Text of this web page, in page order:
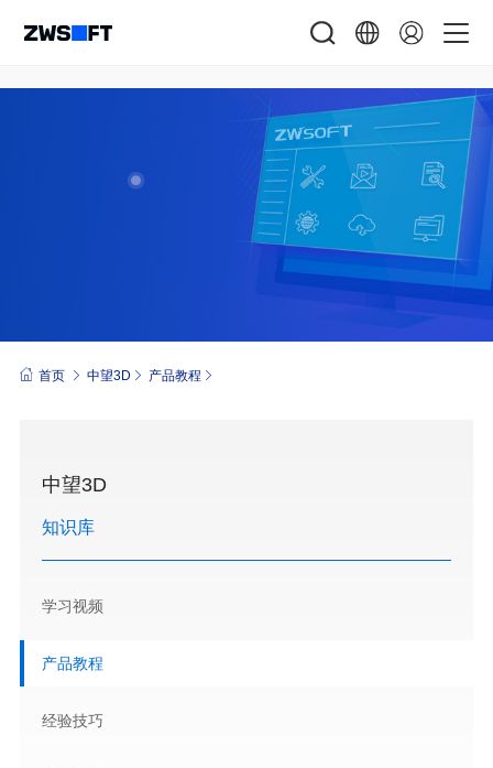
首页 中望3D 产品教程
中望3D
知识库
学习视频
产品教程
经验技巧